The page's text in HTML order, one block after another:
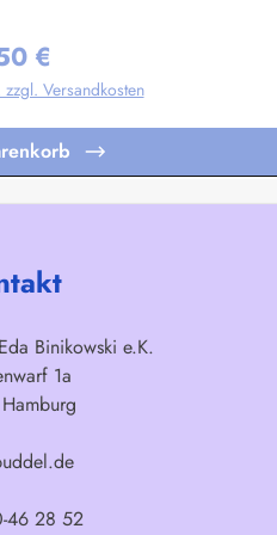
Preis:
€
Versandkosten
Binikowski e.K.
1a
46 28 52